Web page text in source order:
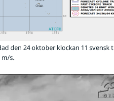
den 24 oktober klockan 11 svensk
m/s.